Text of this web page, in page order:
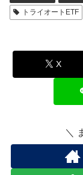
トライオートETF
X
＼